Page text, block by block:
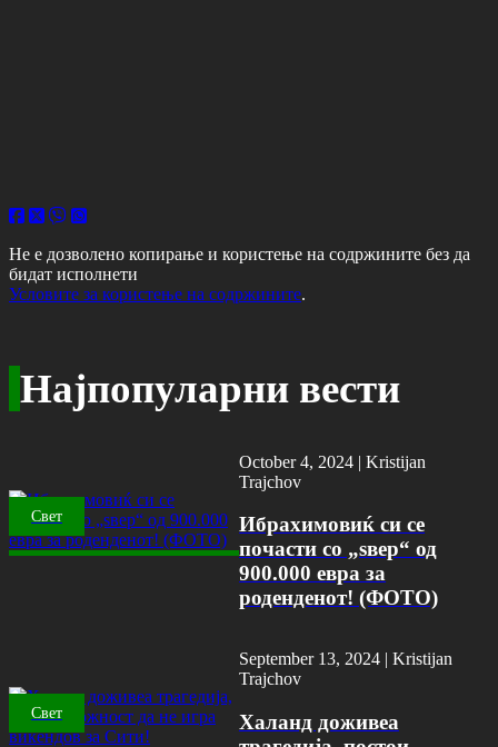
Не е дозволено копирање и користење на содржините без да
бидат исполнети
Условите за користење на содржините.
Најпопуларни вести
Свет
October 4, 2024 |Kristijan
Trajchov
Ибрахимовиќ си се
почасти со „ѕвер“ од
900.000 евра за
роденденот! (ФОТО)
Свет
September 13, 2024 | Kristijan
Trajchov
Халанд доживеа